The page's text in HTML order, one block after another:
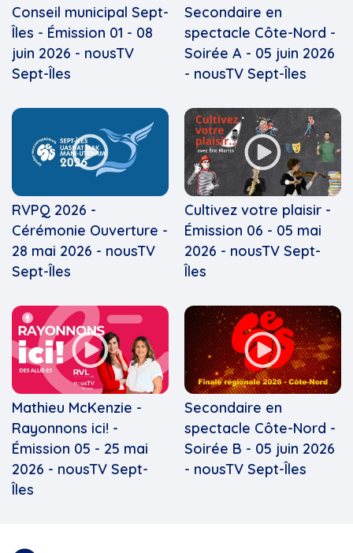
Conseil municipal Sept-
Îles - Émission 01 - 08
juin 2026 - nousTV
Sept-Îles
Secondaire en
spectacle Côte-Nord -
Soirée A - 05 juin 2026
- nousTV Sept-Îles
RVPQ 2026 -
Cérémonie Ouverture -
28 mai 2026 - nousTV
Sept-Îles
Cultivez votre plaisir -
Émission 06 - 05 mai
2026 - nousTV Sept-
Îles
Mathieu McKenzie -
Rayonnons ici! -
Émission 05 - 25 mai
2026 - nousTV Sept-
Îles
Secondaire en
spectacle Côte-Nord -
Soirée B - 05 juin 2026
- nousTV Sept-Îles